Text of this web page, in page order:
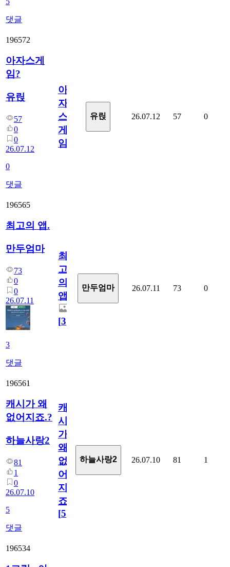
댓글
196572
아자스게
임?
유릱
57
0
0
26.07.12
0
댓글
아
자
스
게
임?
유릱 26.07.12 57 0
196565
최고의 앱.
만두엄마
73
0
0
26.07.11
3
댓글
최
고
의
앱.
[3]
만두엄마 26.07.11 73 0
196561
캐시가 왜
없어지죠.?
하늘사랑2
81
1
0
26.07.10
5
댓글
캐
시
가
왜
없
어
지
죠.?
[5]
하늘사랑2 26.07.10 81 1
196534